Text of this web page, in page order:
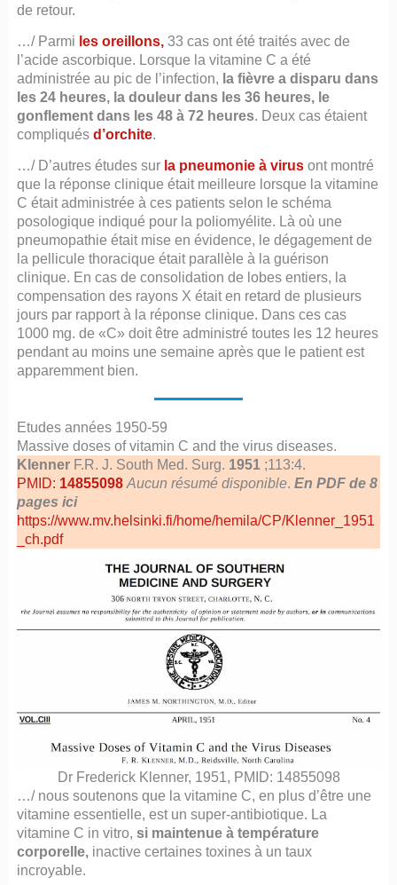
de retour.
…/ Parmi les oreillons,33 cas ont été traités avec de
l’acide ascorbique. Lorsque la vitamine C a été
administrée au pic de l’infection, la fièvre a disparu dans
les 24 heures, la douleur dans les 36 heures, le
gonflement dans les 48 à 72 heures. Deux cas étaient
compliqués d’orchite.
…/ D’autres études sur la pneumonie à virusont montré
que la réponse clinique était meilleure lorsque la vitamine
C était administrée à ces patients selon le schéma
posologique indiqué pour la poliomyélite. Là où une
pneumopathie était mise en évidence, le dégagement de
la pellicule thoracique était parallèle à la guérison
clinique. En cas de consolidation de lobes entiers, la
compensation des rayons X était en retard de plusieurs
jours par rapport à la réponse clinique. Dans ces cas
1000 mg. de «C» doit être administré toutes les 12 heures
pendant au moins une semaine après que le patient est
apparemment bien.
Etudes années 1950-59
Massive doses of vitamin C and the virus diseases.
KlennerF.R. J. South Med. Surg. 1951;113:4.
PMID: 14855098 Aucun résumé disponible. En PDF de 8
pages ici
https://www.mv.helsinki.fi/home/hemila/CP/Klenner_1951
_ch.pdf
Dr Frederick Klenner, 1951, PMID: 14855098
…/ nous soutenons que la vitamine C, en plus d’être une
vitamine essentielle, est un super-antibiotique. La
vitamine C in vitro, si maintenue à température
corporelle, inactive certaines toxines à un taux
incroyable.